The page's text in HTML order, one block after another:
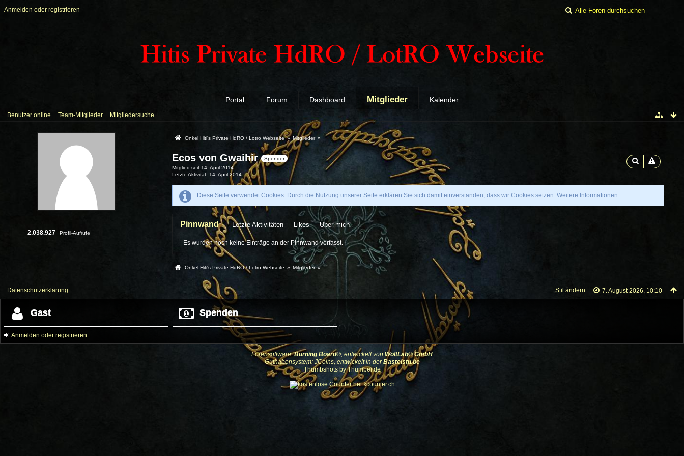
Anmelden oder registrieren
Portal Forum Dashboard Mitglieder Kalender
Benutzer online Team-Mitglieder Mitgliedersuche
Profil-Aufrufe
2.038.927
Onkel Hiti's Private HdRO / Lotro Webseite » Mitglieder »
Ecos von Gwaihir Spender
Mitglied seit 14. April 2014
Letzte Aktivität
14. April 2014
Diese Seite verwendet Cookies. Durch die Nutzung unserer Seite erklären Sie sich damit einverstanden, dass wir Cookies setzen. Weitere Informationen
Pinnwand Letzte Aktivitäten Likes Über mich
Es wurden noch keine Einträge an der Pinnwand verfasst.
Onkel Hiti's Private HdRO / Lotro Webseite » Mitglieder »
Datenschutzerklärung 7. August 2026, 10:10
Stil ändern
Gast
Anmelden oder registrieren
Spenden
Forensoftware:Burning Board®, entwickelt von WoltLab® GmbH
Guthabensystem: JCoins, entwickelt in derBastelstu.be
Thumbshots by Thumber.de